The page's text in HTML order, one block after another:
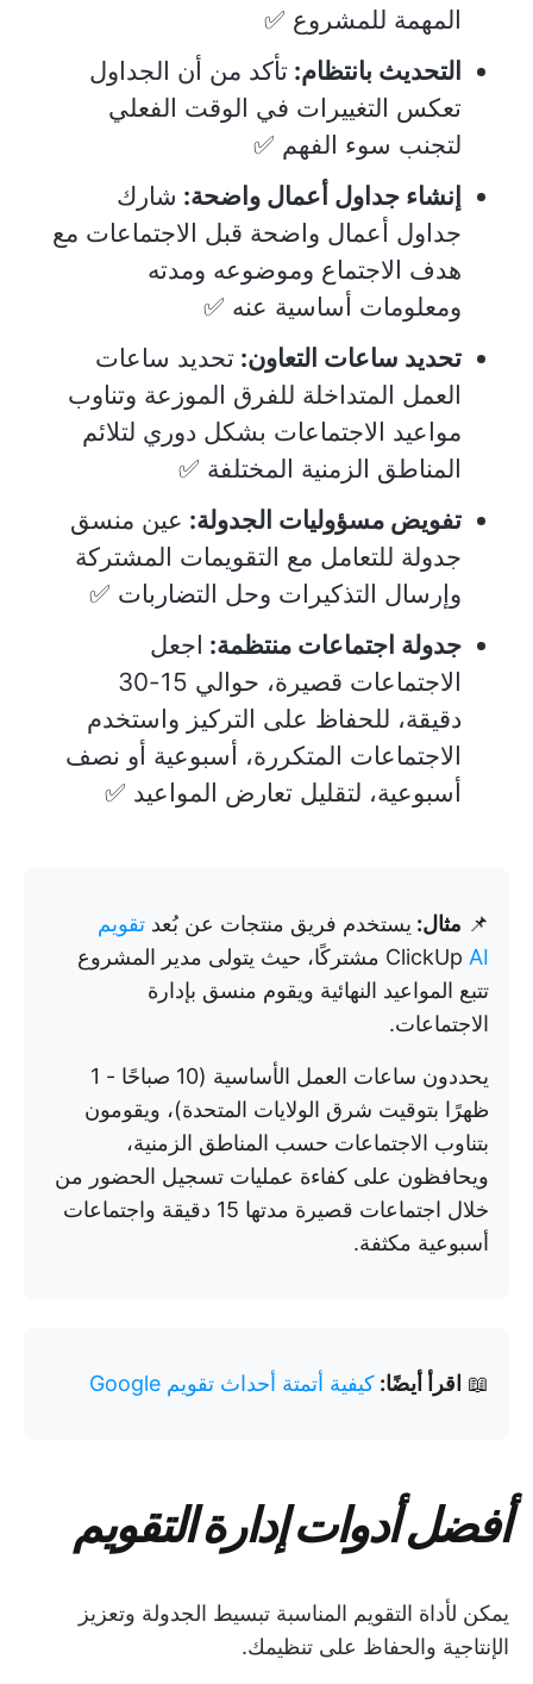
المهمة للمشروع ✅
التحديث بانتظام: تأكد من أن الجداول
تعكس التغييرات في الوقت الفعلي
لتجنب سوء الفهم ✅
إنشاء جداول أعمال واضحة: شارك
جداول أعمال واضحة قبل الاجتماعات مع
هدف الاجتماع وموضوعه ومدته
ومعلومات أساسية عنه ✅
تحديد ساعات التعاون: تحديد ساعات
العمل المتداخلة للفرق الموزعة وتناوب
مواعيد الاجتماعات بشكل دوري لتلائم
المناطق الزمنية المختلفة ✅
تفويض مسؤوليات الجدولة: عين منسق
جدولة للتعامل مع التقويمات المشتركة
وإرسال التذكيرات وحل التضاربات ✅
جدولة اجتماعات منتظمة: اجعل
الاجتماعات قصيرة، حوالي 15-30
دقيقة، للحفاظ على التركيز واستخدم
الاجتماعات المتكررة، أسبوعية أو نصف
أسبوعية، لتقليل تعارض المواعيد ✅
📌 مثال: يستخدم فريق منتجات عن بُعد تقويم
ClickUp AI
مشتركًا، حيث يتولى مدير المشروع
تتبع المواعيد النهائية ويقوم منسق بإدارة
الاجتماعات.
يحددون ساعات العمل الأساسية (10 صباحًا - 1
ظهرًا بتوقيت شرق الولايات المتحدة)، ويقومون
بتناوب الاجتماعات حسب المناطق الزمنية،
ويحافظون على كفاءة عمليات تسجيل الحضور من
خلال اجتماعات قصيرة مدتها 15 دقيقة واجتماعات
أسبوعية مكثفة.
📖 اقرأ أيضًا: كيفية أتمتة أحداث تقويم Google
أفضل أدوات إدارة التقويم
يمكن لأداة التقويم المناسبة تبسيط الجدولة وتعزيز
الإنتاجية والحفاظ على تنظيمك.